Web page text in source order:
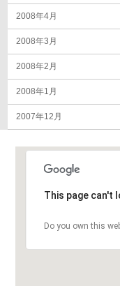
2008年4月
2008年3月
2008年2月
2008年1月
2007年12月
This page can't
Do you own this